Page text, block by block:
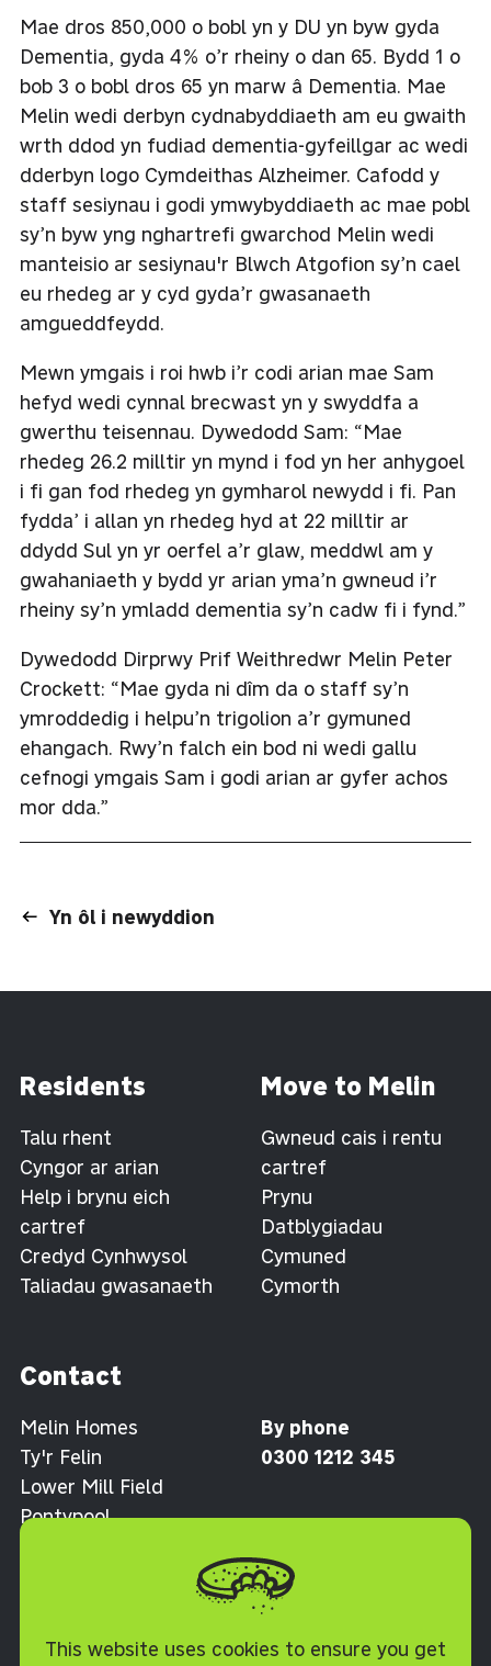
This website uses cookies to ensure you get
Mae dros 850,000 o bobl yn y DU yn byw gyda
Dementia, gyda 4% o’r rheiny o dan 65. Bydd 1 o
bob 3 o bobl dros 65 yn marw â Dementia. Mae
Melin wedi derbyn cydnabyddiaeth am eu gwaith
wrth ddod yn fudiad dementia-gyfeillgar ac wedi
dderbyn logo Cymdeithas Alzheimer. Cafodd y
staff sesiynau i godi ymwybyddiaeth ac mae pobl
sy’n byw yng nghartrefi gwarchod Melin wedi
manteisio ar sesiynau'r Blwch Atgofion sy’n cael
eu rhedeg ar y cyd gyda’r gwasanaeth
amgueddfeydd.
Mewn ymgais i roi hwb i’r codi arian mae Sam
hefyd wedi cynnal brecwast yn y swyddfa a
gwerthu teisennau. Dywedodd Sam: “Mae
rhedeg 26.2 milltir yn mynd i fod yn her anhygoel
i fi gan fod rhedeg yn gymharol newydd i fi. Pan
fydda’ i allan yn rhedeg hyd at 22 milltir ar
ddydd Sul yn yr oerfel a’r glaw, meddwl am y
gwahaniaeth y bydd yr arian yma’n gwneud i’r
rheiny sy’n ymladd dementia sy’n cadw fi i fynd.”
Dywedodd Dirprwy Prif Weithredwr Melin Peter
Crockett: “Mae gyda ni dîm da o staff sy’n
ymroddedig i helpu’n trigolion a’r gymuned
ehangach. Rwy’n falch ein bod ni wedi gallu
cefnogi ymgais Sam i godi arian ar gyfer achos
mor dda.”
Yn ôl i newyddion
Residents
Talu rhent
Cyngor ar arian
Help i brynu eich
cartref
Credyd Cynhwysol
Taliadau gwasanaeth
Move to Melin
Gwneud cais i rentu
cartref
Prynu
Datblygiadau
Cymuned
Cymorth
Contact
Melin Homes
Ty'r Felin
Lower Mill Field
Pontypool
By phone
0300 1212 345